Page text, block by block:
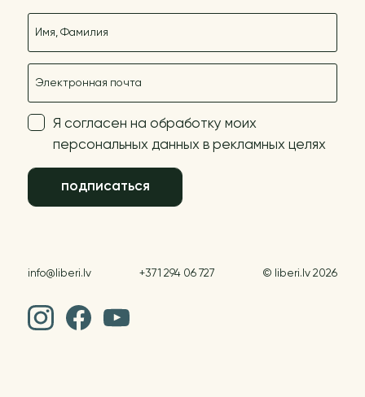
Я согласен на обработку моих
персональных данных в рекламных целях
подписаться
info@liberi.lv +371 294 06 727 © liberi.lv 2026